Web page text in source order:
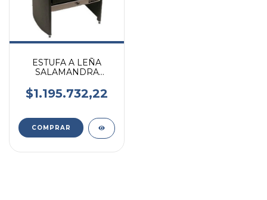
ESTUFA A LEÑA
SALAMANDRA
HASTA 130M2
$1.195.732,22
COMPRAR